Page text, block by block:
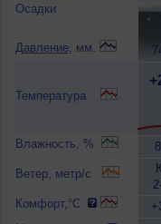
Осадки
Давление, мм.
Температура
Влажность, %
Ветер, метр/с
Комфорт,°C